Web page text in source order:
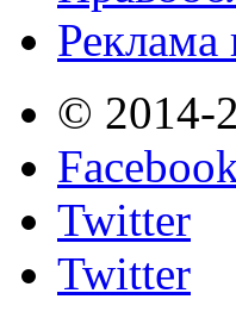
Реклама
© 2014-
Twitter
Twitter